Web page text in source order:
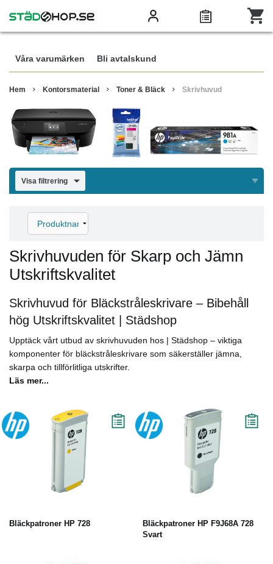
Våra varumärken Bli avtalskund
Hem Kontorsmaterial Toner & Bläck Skrivhuvud
Visa filtrering
Skrivhuvuden för Skarp och Jämn
Utskriftskvalitet
Skrivhuvud för Bläckstråleskrivare – Bibehåll
hög Utskriftskvalitet | Städshop
Upptäck vårt utbud av skrivhuvuden hos | Städshop – viktiga
komponenter för bläckstråleskrivare som säkerställer jämna,
skarpa och tillförlitliga utskrifter.
Läs mer...
Bläckpatroner HP 728
Bläckpatroner HP F9J68A 728
Svart